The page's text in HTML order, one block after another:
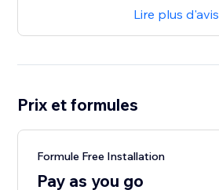
Lire plus d'avis
Prix et formules
Formule Free Installation
Pay as you go